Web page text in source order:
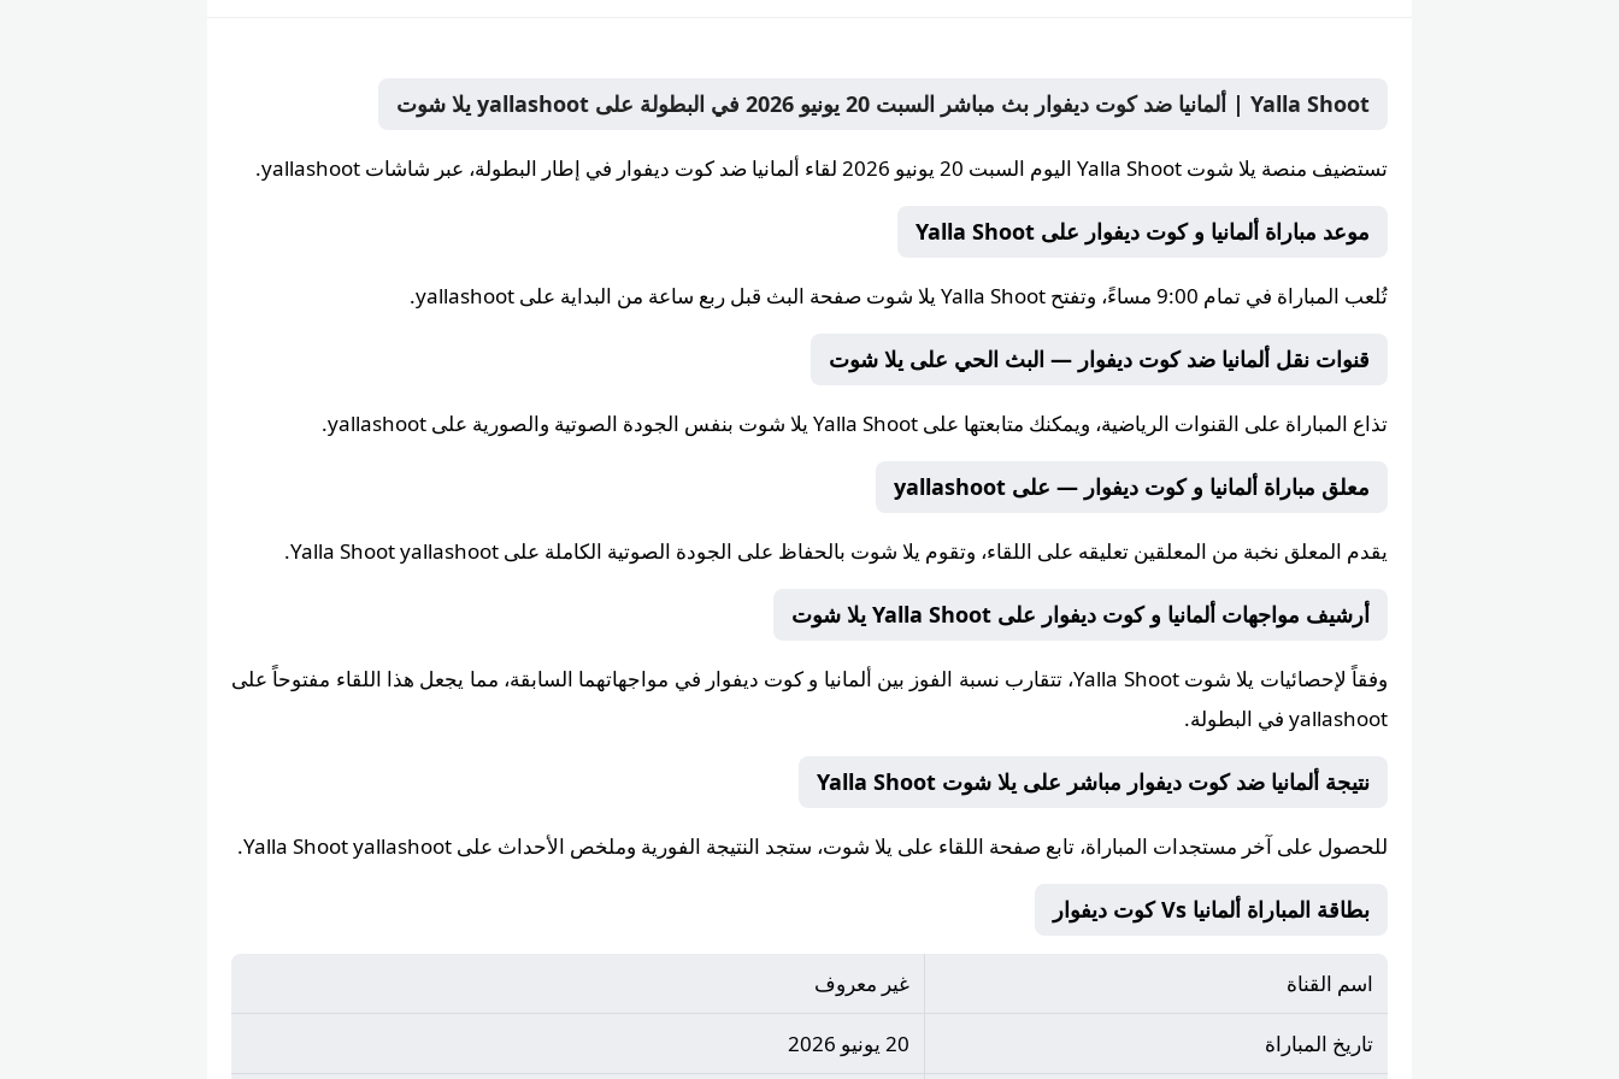
Yalla Shoot | ألمانيا ضد كوت ديفوار بث مباشر السبت 20 يونيو 2026 في البطولة على yallashoot يلا شوت
تستضيف منصة يلا شوت Yalla Shoot اليوم السبت 20 يونيو 2026 لقاء ألمانيا ضد كوت ديفوار في إطار البطولة، عبر شاشات yallashoot.
موعد مباراة ألمانيا و كوت ديفوار على Yalla Shoot
تُلعب المباراة في تمام 9:00 مساءً ، وتفتح Yalla Shoot يلا شوت صفحة البث قبل ربع ساعة من البداية على yallashoot.
قنوات نقل ألمانيا ضد كوت ديفوار — البث الحي على يلا شوت
تذاع المباراة على القنوات الرياضية، ويمكنك متابعتها على Yalla Shoot يلا شوت بنفس الجودة الصوتية والصورية على yallashoot.
معلق مباراة ألمانيا و كوت ديفوار — على yallashoot
يقدم المعلق نخبة من المعلقين تعليقه على اللقاء، وتقوم يلا شوت بالحفاظ على الجودة الصوتية الكاملة على Yalla Shoot yallashoot.
أرشيف مواجهات ألمانيا و كوت ديفوار على Yalla Shoot يلا شوت
وفقاً لإحصائيات يلا شوت Yalla Shoot
، تتقارب نسبة الفوز بين ألمانيا و كوت ديفوار في مواجهاتهما السابقة، مما يجعل هذا اللقاء مفتوحاً على
yallashoot في البطولة.
نتيجة ألمانيا ضد كوت ديفوار مباشر على يلا شوت Yalla Shoot
للحصول على آخر مستجدات المباراة، تابع صفحة اللقاء على يلا شوت، ستجد النتيجة الفورية وملخص الأحداث على Yalla Shoot yallashoot.
بطاقة المباراة ألمانيا Vs كوت ديفوار
اسم القناة غير معروف
تاريخ المباراة 20 يونيو 2026